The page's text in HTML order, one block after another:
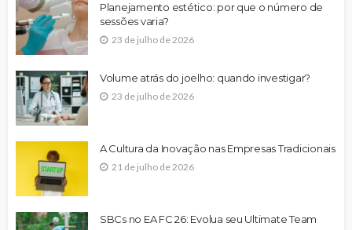
Planejamento estético: por que o número de
sessões varia?
23 de julho de 2026
Volume atrás do joelho: quando investigar?
23 de julho de 2026
A Cultura da Inovação nas Empresas Tradicionais
21 de julho de 2026
SBCs no EA FC 26: Evolua seu Ultimate Team